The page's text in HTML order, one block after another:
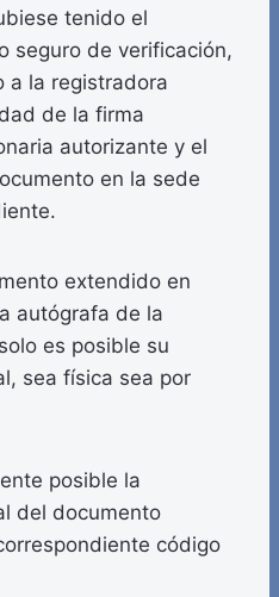
tenido el
seguro de verificación,
a la registradora
de la firma
autorizante y el
en la sede
extendido en
autógrafa de la
es posible su
sea física sea por
posible la
del documento
código